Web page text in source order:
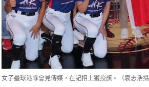
女子壘球港隊會見傳媒，在記招上獲授旗。（袁志浩